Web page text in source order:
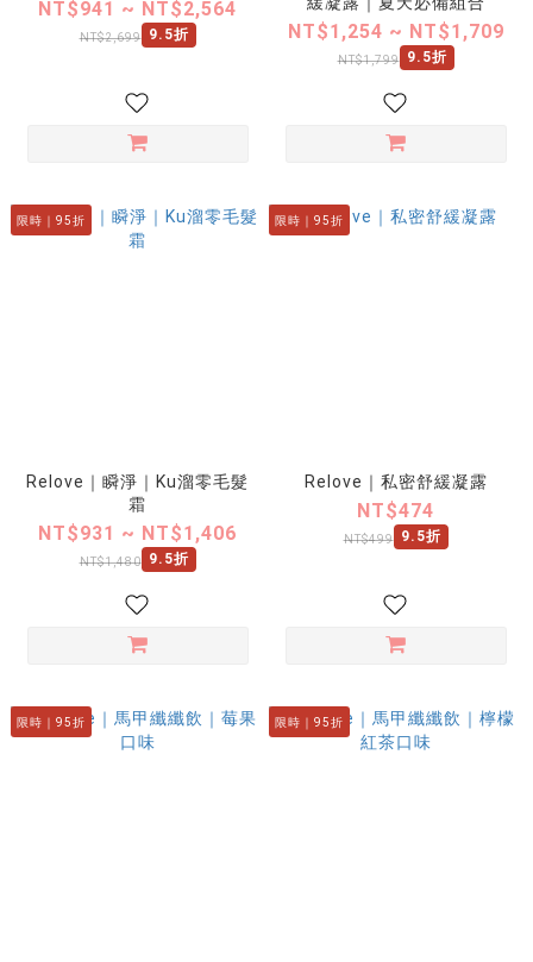
NT$941 ~ NT$2,564
NT$2,699 9.5折 NT$1,254 ~ NT$1,709
NT$1,799 9.5折
限時｜95折
Relove｜瞬淨｜Ku溜零毛髮
霜
NT$931 ~ NT$1,406
NT$1,480 9.5折
限時｜95折
Relove｜私密舒緩凝露
NT$474
NT$499 9.5折
限時｜95折 限時｜95折